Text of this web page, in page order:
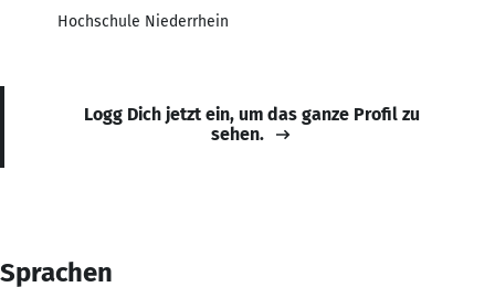
Hochschule Niederrhein
Logg Dich jetzt ein, um das ganze Profil zu
sehen.
Sprachen